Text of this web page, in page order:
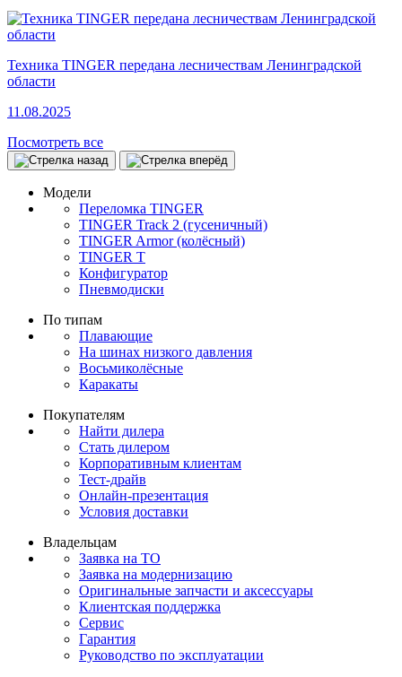
Техника TINGER передана лесничествам Ленинградской
области
11.08.2025
Посмотреть все
Модели
Переломка TINGER
TINGER Track 2 (гусеничный)
TINGER Armor (колёсный)
TINGER T
Конфигуратор
Пневмодиски
По типам
Плавающие
На шинах низкого давления
Восьмиколёсные
Каракаты
Покупателям
Найти дилера
Стать дилером
Корпоративным клиентам
Тест-драйв
Онлайн-презентация
Условия доставки
Владельцам
Заявка на ТО
Заявка на модернизацию
Оригинальные запчасти и аксессуары
Клиентская поддержка
Сервис
Гарантия
Руководство по эксплуатации